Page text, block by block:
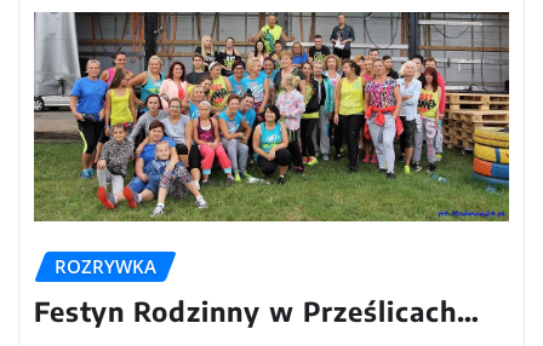
ROZRYWKA
Festyn Rodzinny w Prześlicach…